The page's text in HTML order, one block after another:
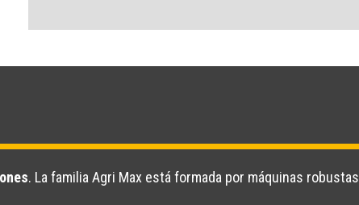
. La familia Agri Max está formada por máquinas